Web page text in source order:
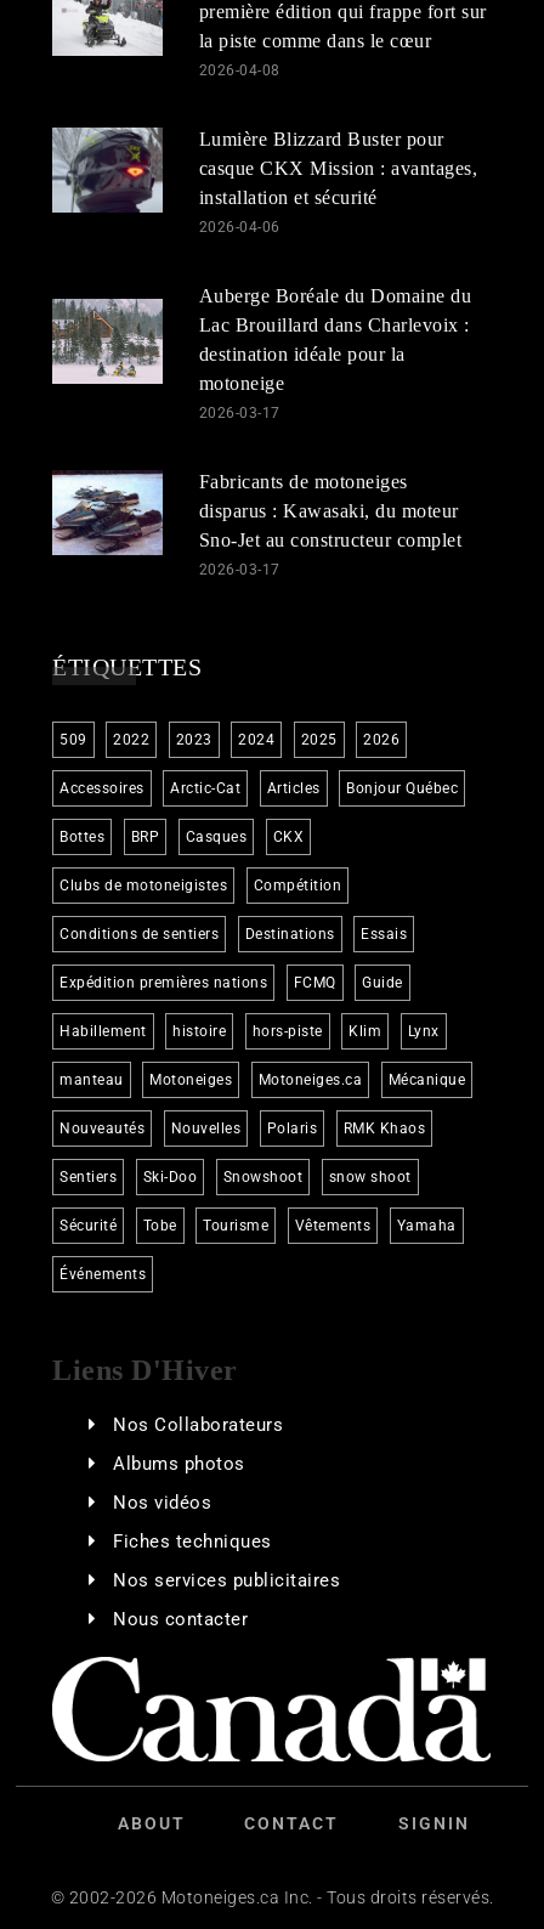
première édition qui frappe fort sur
la piste comme dans le cœur
2026-04-08
Lumière Blizzard Buster pour
casque CKX Mission : avantages,
installation et sécurité
2026-04-06
Auberge Boréale du Domaine du
Lac Brouillard dans Charlevoix :
destination idéale pour la
motoneige
2026-03-17
Fabricants de motoneiges
disparus : Kawasaki, du moteur
Sno-Jet au constructeur complet
2026-03-17
ÉTIQUETTES
509 2022 2023 2024 2025 2026
Accessoires Arctic-Cat Articles Bonjour Québec
Bottes BRP Casques CKX
Clubs de motoneigistes Compétition
Conditions de sentiers Destinations Essais
Expédition premières nations FCMQ Guide
Habillement histoire hors-piste Klim Lynx
manteau Motoneiges Motoneiges.ca Mécanique
Nouveautés Nouvelles Polaris RMK Khaos
Sentiers Ski-Doo Snowshoot snow shoot
Sécurité Tobe Tourisme Vêtements Yamaha
Événements
Liens D'Hiver
Nos Collaborateurs
Albums photos
Nos vidéos
Fiches techniques
Nos services publicitaires
Nous contacter
ABOUT CONTACT SIGNIN
© 2002-2026 Motoneiges.ca Inc. - Tous droits réservés.